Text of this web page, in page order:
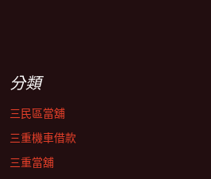
分類
三民區當舖
三重機車借款
三重當舖